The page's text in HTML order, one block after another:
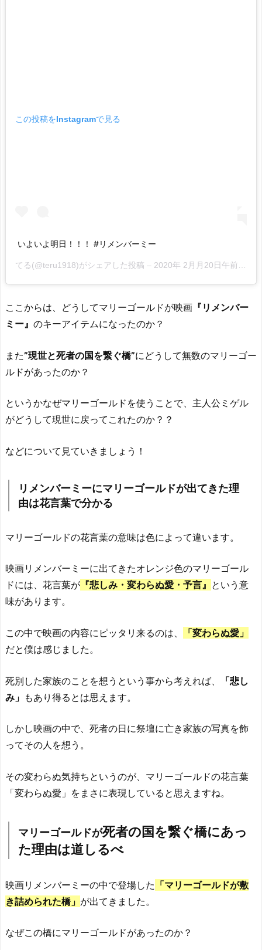
この投稿をInstagramで見る
いよいよ明日！！！ #リメンバーミー
てる(@teru1918)がシェアした投稿 – 2020年 2月月20日午前6時12分PST
ここからは、どうしてマリーゴールドが映画 『リメンバー
ミー』 のキーアイテムになったのか？
また”現世と死者の国を繋ぐ橋”にどうして無数のマリーゴー
ルドがあったのか？
というかなぜマリーゴールドを使うことで、主人公ミゲル
がどうして現世に戻ってこれたのか？？
などについて見ていきましょう！
リメンバーミーにマリーゴールドが出てきた理
由は花言葉で分かる
マリーゴールドの花言葉の意味は色によって違います。
映画リメンバーミーに出てきたオレンジ色のマリーゴール
ドには、花言葉が 『悲しみ・変わらぬ愛・予言』 という意
味があります。
この中で映画の内容にピッタリ来るのは、
「変わらぬ愛」
だと僕は感じました。
死別した家族のことを想うという事から考えれば、
「悲し
み」 もあり得るとは思えます。
しかし映画の中で、死者の日に祭壇に亡き家族の写真を飾
ってその人を想う。
その変わらぬ気持ちというのが、マリーゴールドの花言葉
「変わらぬ愛」をまさに表現していると思えますね。
マリーゴールドが死者の国を繋ぐ橋にあっ
た理由は道しるべ
映画リメンバーミーの中で登場した 「マリーゴールドが敷
き詰められた橋」 が出てきました。
なぜこの橋にマリーゴールドがあったのか？